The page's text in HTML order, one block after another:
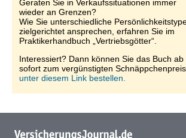
Geraten Sie in Verkaufssituationen immer
wieder an Grenzen?
Wie Sie unterschiedliche
zielgerichtet ansprechen, erfahren Sie im
Praktikerhandbuch „Vertriebsgötter“.
Interessiert? Dann können Sie das Buch ab
sofort zum vergünstigten Schnäppchenpreis
unter diesem Link bestellen.